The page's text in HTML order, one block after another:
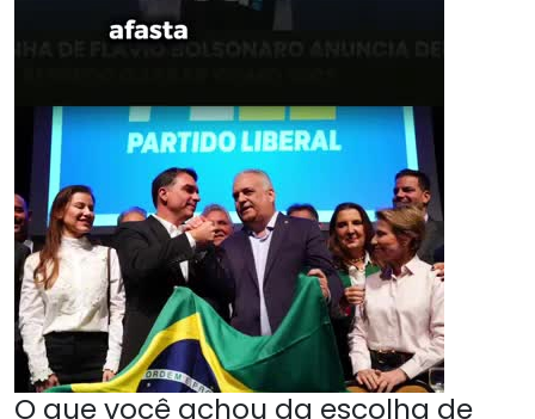
O que você achou da escolha de